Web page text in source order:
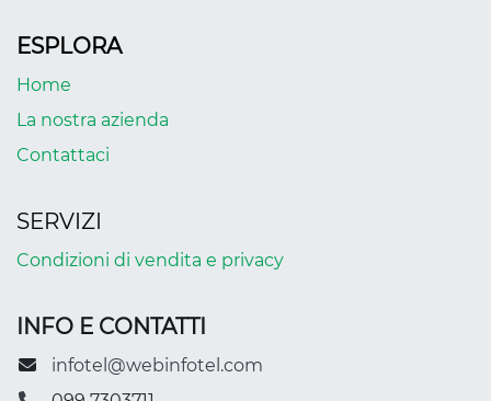
ESPLORA
Home
La nostra azienda
Contattaci
SERVIZI
Condizioni di vendita e privacy
INFO E CONTATTI
infotel@webinfotel.com